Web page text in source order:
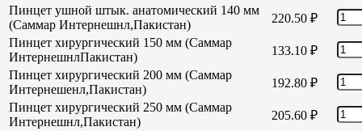
Пинцет ушной штык. анатомический 140 мм
(Саммар Интернешнл,Пакистан)
220.50 ₽
Пинцет хирургический 150 мм (Саммар
ИнтернешнлПакистан)
133.10 ₽
Пинцет хирургический 200 мм (Саммар
Интернешенл,Пакистан)
192.80 ₽
Пинцет хирургический 250 мм (Саммар
Интернешнл,Пакистан)
205.60 ₽